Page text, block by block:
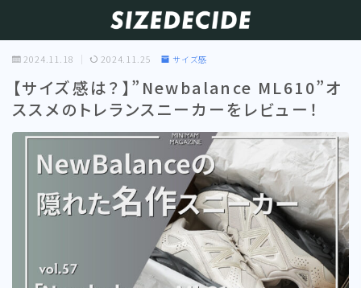
2024.11.18 2024.11.25 サイズ感
【サイズ感は？】”Newbalance ML610”オ
ススメのトレランスニーカーをレビュー！